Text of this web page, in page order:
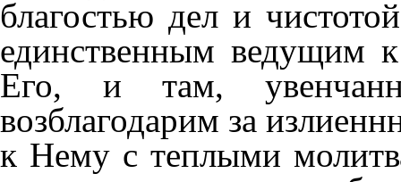
благостью дел и
единственным ведущим
Его, и там,
возблагодарим за
к Нему с теплыми